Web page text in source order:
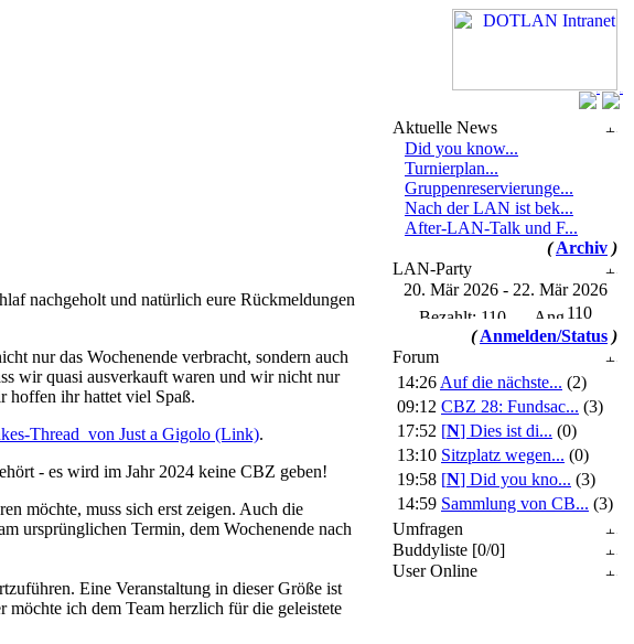
nachgeholt und natürlich eure Rückmeldungen
nur das Wochenende verbracht, sondern auch
wir quasi ausverkauft waren und wir nicht nur
hoffen ihr hattet viel Spaß.
Thread von Just a Gigolo (Link).
- es wird im Jahr 2024 keine CBZ geben!
möchte, muss sich erst zeigen. Auch die
ursprünglichen Termin, dem Wochenende nach
Eine Veranstaltung in dieser Größe ist
ich dem Team herzlich für die geleistete
Aktuelle News
Did you know...
Turnierplan...
Gruppenreservierunge...
Nach der LAN ist bek...
After-LAN-Talk und F...
( Archiv )
LAN-Party
20. Mär 2026 - 22. Mär 2026
110
( Anmelden/Status )
Forum
14:26 Auf die nächste... (2)
09:12 CBZ 28: Fundsac... (3)
17:52 [N] Dies ist di... (0)
13:10 Sitzplatz wegen... (0)
19:58 [N] Did you kno... (3)
14:59 Sammlung von CB... (3)
Umfragen
Buddyliste [0/0]
User Online